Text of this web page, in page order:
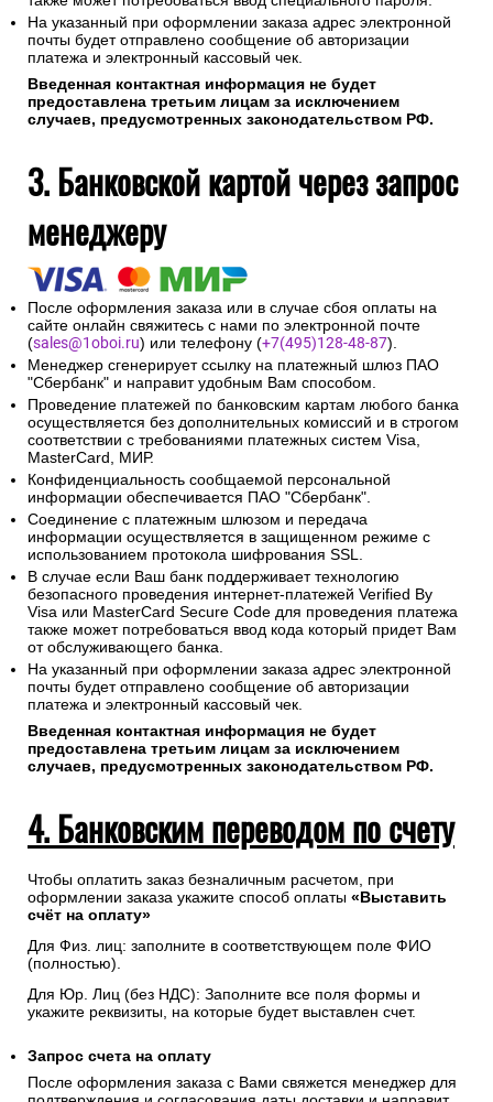
Соединение с платежным шлюзом и передача
информации осуществляется в защищенном режиме с
использованием протокола шифрования SSL.
В случае если Ваш банк поддерживает технологию
безопасного проведения интернет-платежей Verified By
Visa или MasterCard Secure Code для проведения платежа
также может потребоваться ввод специального пароля.
платежа и электронный кассовый чек.
Введенная контактная информация не будет
предоставлена третьим лицам за исключением
случаев, предусмотренных законодательством РФ.
3. Банковской картой через запрос
менеджеру
После оформления заказа или в случае сбоя оплаты на
сайте онлайн свяжитесь с нами по электронной почте
(sales@1oboi.ru) или телефону (
Менеджер сгенерирует ссылку на платежный шлюз ПАО
"Сбербанк" и направит удобным Вам способом.
Проведение платежей по банковским картам любого банка
осуществляется без дополнительных комиссий и в строгом
соответствии с требованиями платежных систем Visa,
MasterCard, МИР.
Конфиденциальность сообщаемой персональной
информации обеспечивается ПАО "Сбербанк".
Соединение с платежным шлюзом и передача
информации осуществляется в защищенном режиме с
использованием протокола шифрования SSL.
В случае если Ваш банк поддерживает технологию
безопасного проведения интернет-платежей Verified By
Visa или MasterCard Secure Code для проведения платежа
также может потребоваться ввод кода который придет Вам
от обслуживающего банка.
платежа и электронный кассовый чек.
Введенная контактная информация не будет
случаев, предусмотренных законодательством РФ.
4. Банковским переводом по счету
Чтобы оплатить заказ безналичным расчетом, при
оформлении заказа укажите способ оплаты«Выставить
Для Физ. лиц: заполните в соответствующем поле ФИО
(полностью).